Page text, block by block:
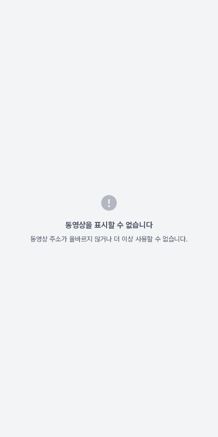
동영상을 표시할 수 없습니다
동영상 주소가 올바르지 않거나 더 이상 사용할 수 없습니다.